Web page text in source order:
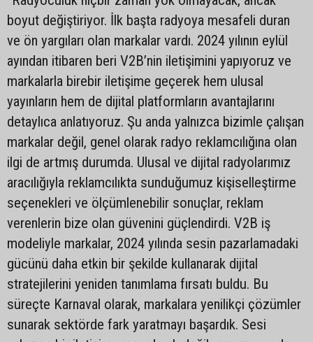
boyut değiştiriyor. İlk başta radyoya mesafeli duran
ve ön yargıları olan markalar vardı. 2024 yılının eylül
ayından itibaren beri V2B’nin iletişimini yapıyoruz ve
markalarla birebir iletişime geçerek hem ulusal
yayınların hem de dijital platformların avantajlarını
detaylıca anlatıyoruz. Şu anda yalnızca bizimle çalışan
markalar değil, genel olarak radyo reklamcılığına olan
ilgi de artmış durumda. Ulusal ve dijital radyolarımız
aracılığıyla reklamcılıkta sunduğumuz kişiselleştirme
seçenekleri ve ölçümlenebilir sonuçlar, reklam
verenlerin bize olan güvenini güçlendirdi. V2B iş
modeliyle markalar, 2024 yılında sesin pazarlamadaki
gücünü daha etkin bir şekilde kullanarak dijital
stratejilerini yeniden tanımlama fırsatı buldu. Bu
süreçte Karnaval olarak, markalara yenilikçi çözümler
sunarak sektörde fark yaratmayı başardık. Sesi